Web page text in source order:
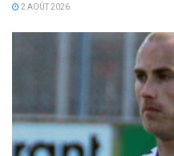
2 AOÛT 2026